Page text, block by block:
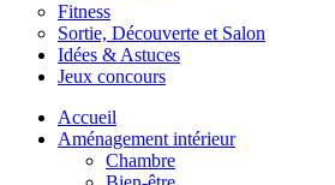
Fitness
Sortie, Découverte et Salon
Idées & Astuces
Jeux concours
Accueil
Aménagement intérieur
Chambre